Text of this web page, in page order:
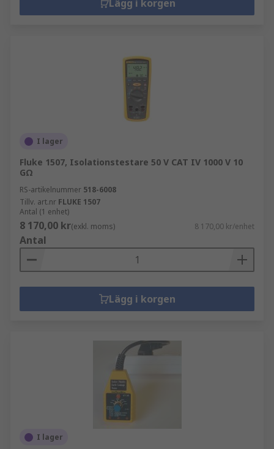
Lägg i korgen
I lager
Fluke 1507, Isolationstestare 50 V CAT IV 1000 V 10
GΩ
RS-artikelnummer 518-6008
Tillv. art.nr FLUKE 1507
Antal (1 enhet)
8 170,00 kr(exkl. moms) 8 170,00 kr/enhet
Antal
Lägg i korgen
I lager